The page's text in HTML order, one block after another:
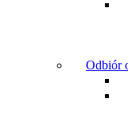
Odbiór